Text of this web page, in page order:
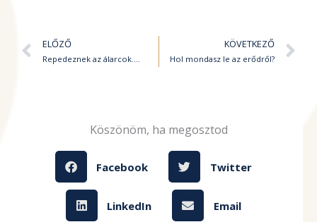
Előző
ELŐZŐ
Repedeznek az álarcok….
KÖVETKEZŐ
Hol mondasz le az erődről?
Köszönöm, ha megosztod
Facebook Twitter
LinkedIn Email